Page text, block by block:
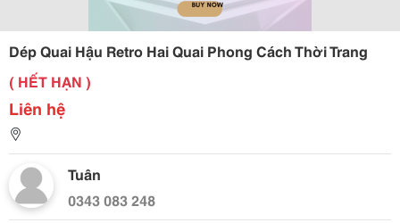
Dép Quai Hậu Retro Hai Quai Phong Cách Thời Trang
( HẾT HẠN )
Liên hệ
Tuân
0343 083 248